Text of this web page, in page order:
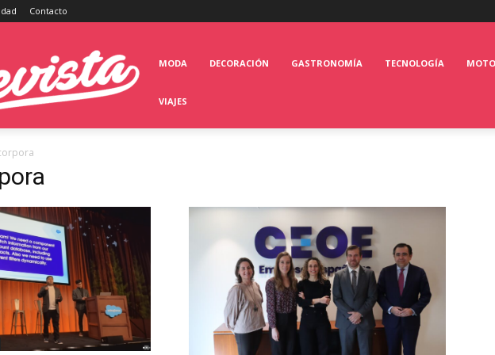
Contacto
MODA DECORACIÓN GASTRONOMÍA TECNOLOGÍA
VIAJES